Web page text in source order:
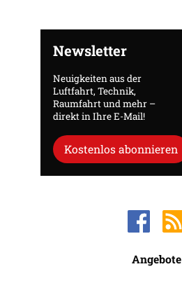
Newsletter
Neuigkeiten aus der
Luftfahrt, Technik,
Raumfahrt und mehr –
direkt in Ihre E-Mail!
Kostenlos abonnieren
Angebote